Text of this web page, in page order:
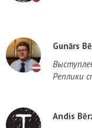
Gunārs
Реплики
Andis